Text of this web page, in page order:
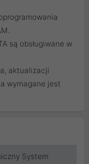
są obsługiwane w
aktualizacji
wymagane jest
System